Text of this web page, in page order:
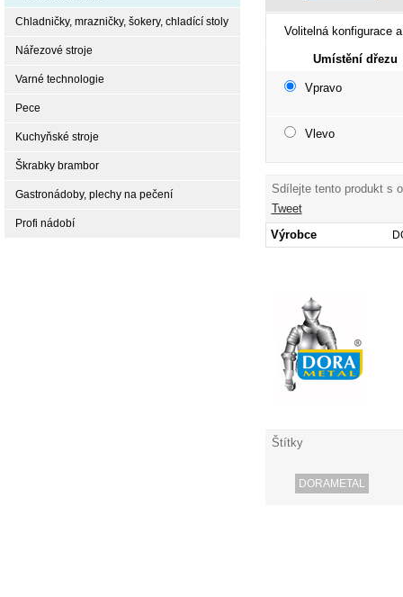
Volitelná konfigurace
Umístění dřezu
Vpravo
Vlevo
Sdílejte tento produkt s
Tweet
Výrobce
Štítky
DORAMETAL
Chladničky, mrazničky, šokery, chladící stoly
Nářezové stroje
Varné technologie
Pece
Kuchyňské stroje
Škrabky brambor
Gastronádoby, plechy na pečení
Profi nádobí